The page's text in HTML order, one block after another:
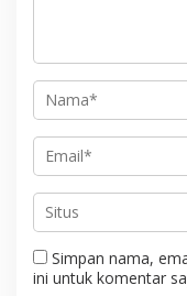
Simpan nama,
ini untuk komentar